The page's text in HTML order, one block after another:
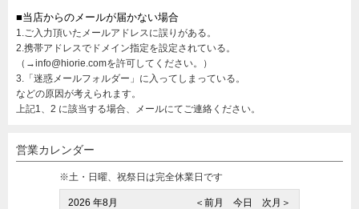
■当店からのメールが届かない場合
1.ご入力頂いたメールアドレスに誤りがある。
2.携帯アドレスでドメイン指定を設定されている。
（→info@hiorie.comを許可してください。）
3.「迷惑メールフォルダー」に入ってしまっている。
などの原因が考えられます。
上記1、2 に該当する場合、メールにてご連絡ください。
営業カレンダー
※土・日曜、祝祭日は完全休業日です
2026 年8月 次月＞
今日
＜前月